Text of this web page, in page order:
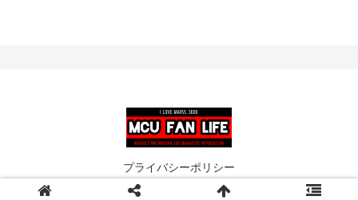
プライバシーポリシー
© 2019 MCU FAN LIFE.